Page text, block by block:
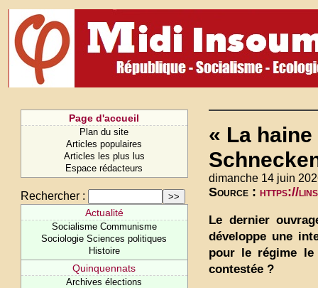
Page d'accueil
Plan du site
Articles populaires
Articles les plus lus
Espace rédacteurs
Rechercher :
Actualité
Socialisme Communisme
Sociologie Sciences politiques
Histoire
Quinquennats
Archives élections
« La
dimanche 14 juin
Source : https://
Le dernier
développe une
pour le régime le
contestée ?